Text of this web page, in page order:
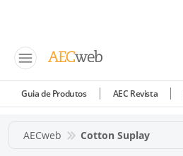
Guia de Produtos AEC Revista
AECweb Cotton Suplay